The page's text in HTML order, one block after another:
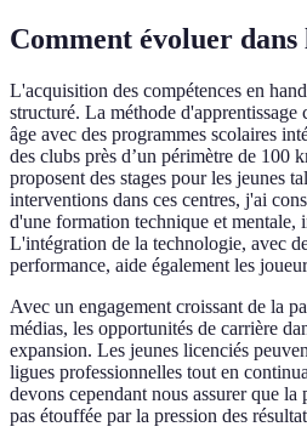
Comment évoluer
L'acquisition des compétences en
structuré. La méthode d'apprentissage
âge avec des programmes scolaires
des clubs près d’un périmètre de 100
proposent des stages pour les jeunes
interventions dans ces centres, j'ai
d'une formation technique et mentale,
L'intégration de la technologie, avec
performance, aide également les
Avec un engagement croissant de la
médias, les opportunités de carrière
expansion. Les jeunes licenciés
ligues professionnelles tout en
devons cependant nous assurer que
pas étouffée par la pression des